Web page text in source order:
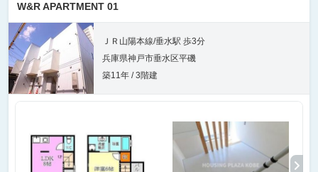
W&R APARTMENT 01
ＪＲ山陽本線/垂水駅 歩3分
兵庫県神戸市垂水区平磯
築11年 / 3階建